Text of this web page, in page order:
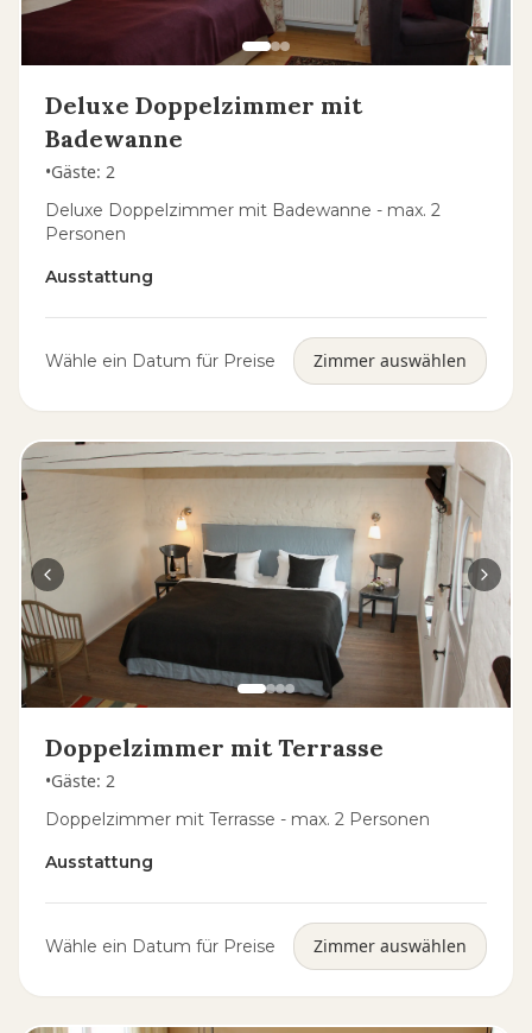
Deluxe Doppelzimmer mit
Badewanne
•Gäste: 2
Deluxe Doppelzimmer mit Badewanne - max. 2
Personen
Ausstattung
Wähle ein Datum für Preise Zimmer auswählen
Doppelzimmer mit Terrasse
•Gäste: 2
Doppelzimmer mit Terrasse - max. 2 Personen
Ausstattung
Wähle ein Datum für Preise Zimmer auswählen